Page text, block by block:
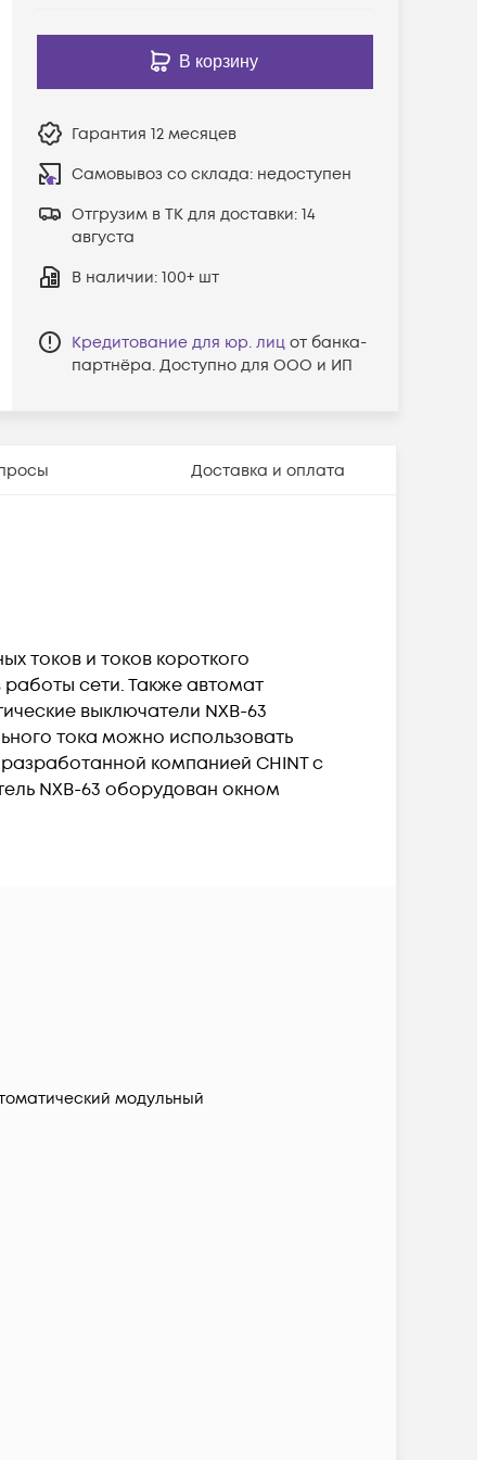
В корзину
Гарантия 12 месяцев
Самовывоз со склада: недоступен
Отгрузим в ТК для доставки: 14
августа
В наличии: 100+ шт
Кредитование для юр. лиц от банка-
партнёра. Доступно для ООО и ИП
Доставка и оплата
токов и токов короткого
сети. Также автомат
выключатели NXB-63
тока можно использовать
разработанной компанией CHINT с
NXB-63 оборудован окном
модульный